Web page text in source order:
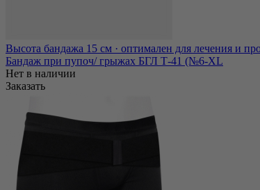
Высота бандажа 15 см · оптимален для лечения и
Бандаж при пупоч/ грыжах БГЛ Т-41 (№6-XL
Нет в наличии
Заказать